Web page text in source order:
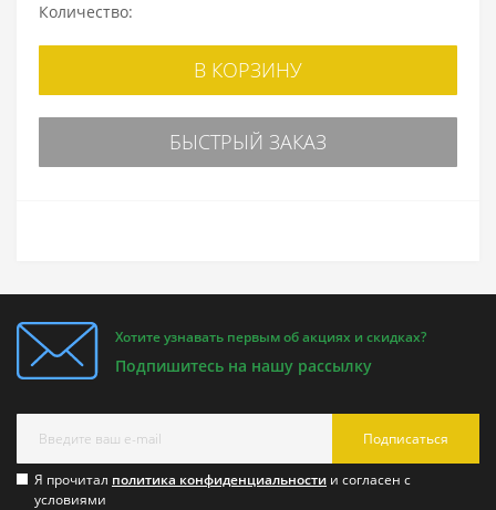
Количество:
В КОРЗИНУ
БЫСТРЫЙ ЗАКАЗ
Хотите узнавать первым об акциях и скидках?
Подпишитесь на нашу рассылку
Подписаться
Я прочитал политика конфиденциальности и согласен с
условиями